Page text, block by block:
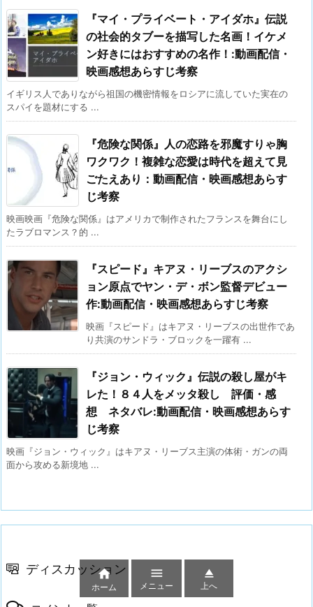
『マイ・プライベート・アイダホ』伝説
の社会的タブーを描写した名画！イケメ
ン好きにはおすすめの名作！:動画配信・
映画感想あらすじ考察
イギリス人でありながら祖国の機密情報をロシアに流していた実在の
スパイを題材にする ...
『危険な関係』人の恋路を邪魔すりゃ胸
ワクワク！複雑な恋愛は時代を超えて見
ごたえあり：動画配信・映画感想あらす
じ考察
映画映画『危険な関係』はアメリカで制作されたフランスを舞台にし
たラブロマンス？的 ...
『スピード』キアヌ・リーブスのアクシ
ョン原点でヤン・デ・ボン監督デビュー
作:動画配信・映画感想あらすじ考察
映画『スピード』はキアヌ・リーブスの出世作であ
り共演のサンドラ・ブロックを一躍有 ...
『ジョン・ウィック』伝説の殺し屋がキ
レた！８４人をメッタ殺し 評価・感
想 ネタバレ:動画配信・映画感想あらす
じ考察
映画『ジョン・ウィック』はキアヌ・リーブス主演の体術・ガンの両
面から攻める新境地 ...
ディスカッション

ホーム

メニュー

上へ